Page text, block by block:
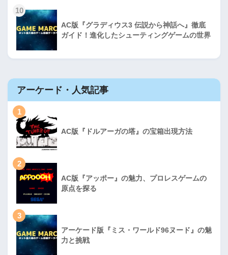
10
AC版『グラディウス3 伝説から神話へ』徹底
ガイド！進化したシューティングゲームの世界
アーケード・人気記事
1
AC版『ドルアーガの塔』の宝箱出現方法
2
AC版『アッポー』の魅力、プロレスゲームの
原点を探る
3
アーケード版『ミス・ワールド96ヌード』の魅
力と挑戦